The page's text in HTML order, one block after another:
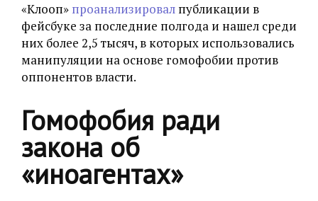
«Клооп» проанализировал публикации в
фейсбуке за последние полгода и нашел среди
них более 2,5 тысяч, в которых использовались
манипуляции на основе гомофобии против
оппонентов власти.
Гомофобия ради
закона об
«иноагентах»